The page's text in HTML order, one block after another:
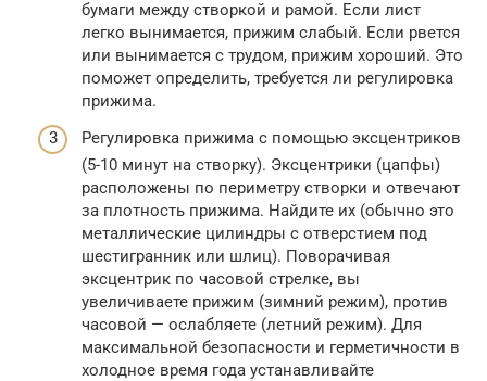
бумаги между створкой и рамой. Если лист
легко вынимается, прижим слабый. Если рвется
или вынимается с трудом, прижим хороший. Это
поможет определить, требуется ли регулировка
прижима.
Регулировка прижима с помощью эксцентриков
(5-10 минут на створку). Эксцентрики (цапфы)
расположены по периметру створки и отвечают
за плотность прижима. Найдите их (обычно это
металлические цилиндры с отверстием под
шестигранник или шлиц). Поворачивая
эксцентрик по часовой стрелке, вы
увеличиваете прижим (зимний режим), против
часовой — ослабляете (летний режим). Для
максимальной безопасности и герметичности в
холодное время года устанавливайте